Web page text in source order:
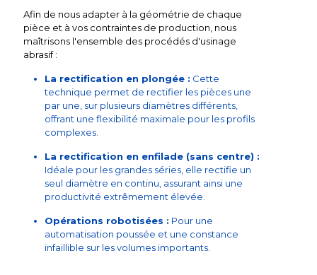
Afin de nous adapter à la géométrie de chaque
pièce et à vos contraintes de production, nous
maîtrisons l'ensemble des procédés d'usinage
abrasif :
La rectification en plongée : Cette
technique permet de rectifier les pièces une
par une, sur plusieurs diamètres différents,
offrant une flexibilité maximale pour les profils
complexes.
La rectification en enfilade (sans centre) :
Idéale pour les grandes séries, elle rectifie un
seul diamètre en continu, assurant ainsi une
productivité extrêmement élevée.
Opérations robotisées : Pour une
automatisation poussée et une constance
infaillible sur les volumes importants.